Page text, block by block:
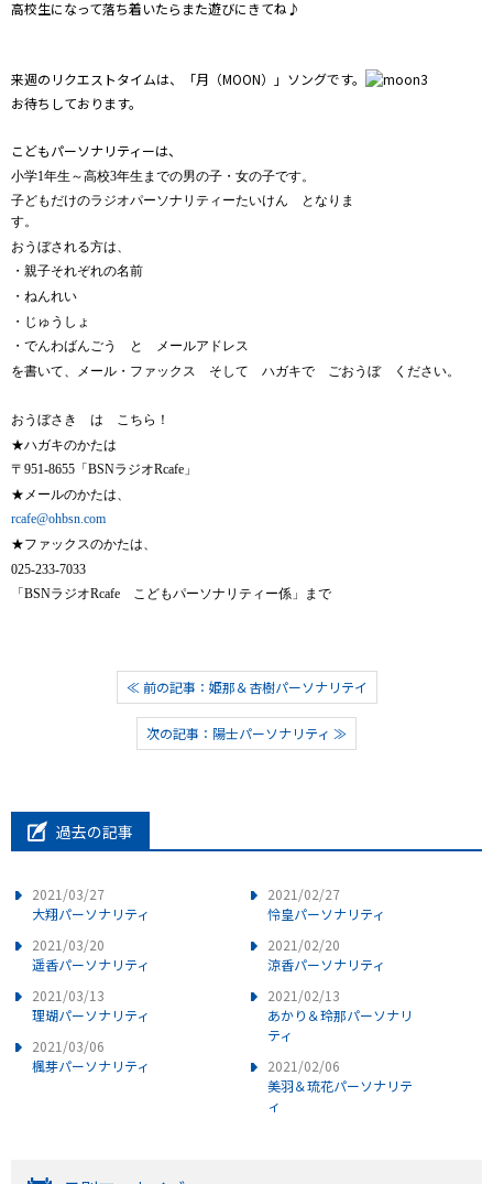
高校生になって落ち着いたらまた遊びにきてね♪
来週のリクエストタイムは、「月（MOON）」ソングです。
お待ちしております。
こどもパーソナリティーは、
小学1年生～高校3年生までの男の子・女の子です。
子どもだけのラジオパーソナリティーたいけん となりま
す。
おうぼされる方は、
・親子それぞれの名前
・ねんれい
・じゅうしょ
・でんわばんごう と メールアドレス
を書いて、メール・ファックス そして ハガキで ごおうぼ ください。
おうぼさき は こちら！
★ハガキのかたは
〒951-8655「BSNラジオRcafe」
★メールのかたは、
rcafe@ohbsn.com
★ファックスのかたは、
025-233-7033
「BSNラジオRcafe こどもパーソナリティー係」
まで
≪ 前の記事：姫那＆杏樹パーソナリテイ
次の記事：陽士パーソナリティ ≫
過去の記事
2021/03/27
大翔パーソナリティ
2021/03/20
遥香パーソナリティ
2021/03/13
理瑚パーソナリティ
2021/03/06
楓芽パーソナリティ
2021/02/27
怜皇パーソナリティ
2021/02/20
涼香パーソナリティ
2021/02/13
あかり＆玲那パーソナリ
ティ
2021/02/06
美羽＆琉花パーソナリテ
ィ